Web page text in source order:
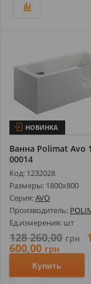
НОВИНКА
Ванна Polimat Avo
00014
Код: 1232028
Размеры: 1800х800
Серия:AVO
Производитель:
Ед.измерения: шт
128 260,00 грн
600,00 грн
Купить